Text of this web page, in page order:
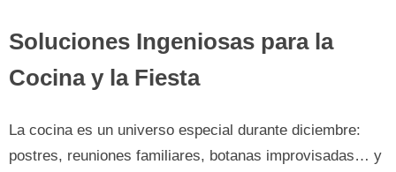
Soluciones Ingeniosas para la
Cocina y la Fiesta
La cocina es un universo especial durante diciembre:
postres, reuniones familiares, botanas improvisadas… y